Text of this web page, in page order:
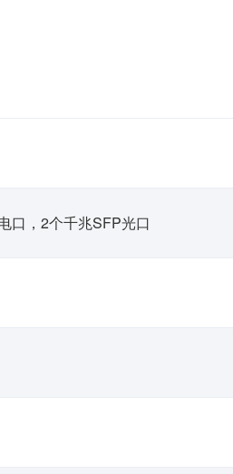
口，2个千兆SFP光口